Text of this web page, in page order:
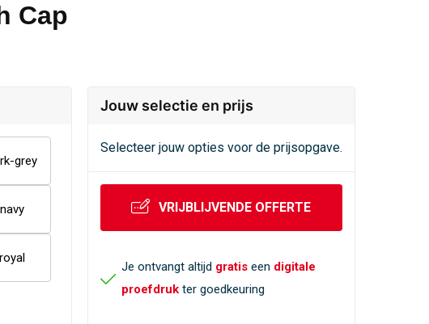
Cap
grey
navy
royal
Jouw selectie en prijs
Selecteer jouw opties voor de prijsopgave.
VRIJBLIJVENDE OFFERTE
Je ontvangt altijd gratiseen digitale
proefdrukter goedkeuring